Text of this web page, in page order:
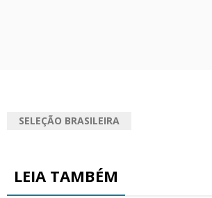
SELEÇÃO BRASILEIRA
LEIA TAMBÉM